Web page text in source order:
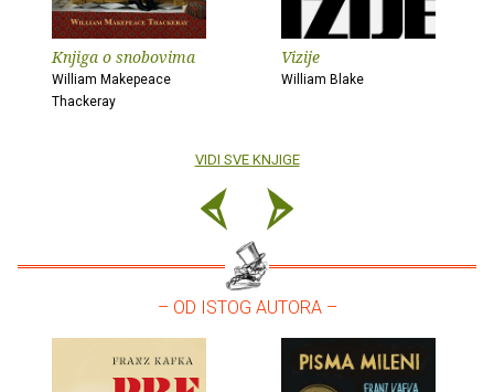
Knjiga o snobovima
William Makepeace
Thackeray
Vizije
William Blake
VIDI SVE KNJIGE
– OD ISTOG AUTORA –